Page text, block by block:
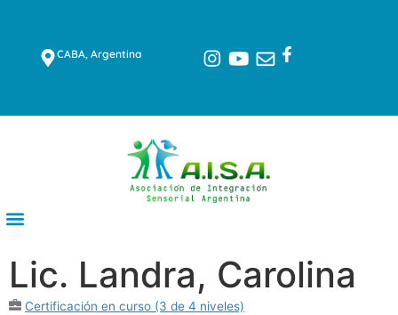
CABA, Argentina
Lic. Landra, Carolina
Certificación en curso (3 de 4 niveles)